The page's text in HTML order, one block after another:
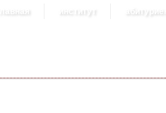
главная институт